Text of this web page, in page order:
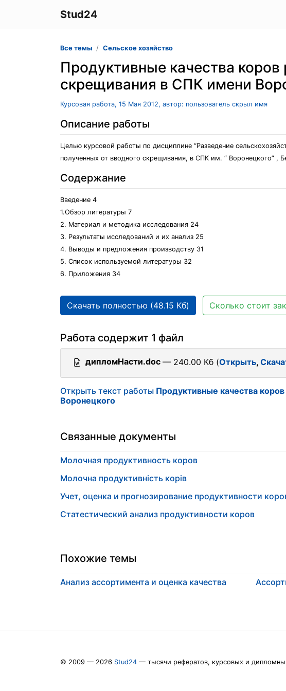
Stud24
Все темы Сельское хозяйство
Продуктивные качества
скрещивания в СПК имени
Курсовая работа, 15 Мая 2012, автор: пользователь скрыл имя
Описание работы
Целью курсовой работы по дисциплине “Разведение
полученных от вводного скрещивания, в СПК им. “ Воронецкого” ,
Содержание
Введение 4
1.Обзор литературы 7
2. Материал и методика исследования 24
3. Результаты исследований и их анализ 25
4. Выводы и предложения производству 31
5. Список используемой литературы 32
6. Приложения 34
Скачать полностью (48.15 Кб) Сколько стоит
Работа содержит 1 файл
дипломНасти.doc — 240.00 Кб (Открыть,
Открыть текст работы Продуктивные качества
Воронецкого
Связанные документы
Молочная продуктивность коров
Молочна продуктивність корів
Учет, оценка и прогнозирование продуктивности
Статестический анализ продуктивности коров
Похожие темы
Анализ ассортимента и оценка качества
© 2009 — 2026 Stud24 — тысячи рефератов, курсовых и